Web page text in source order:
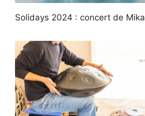
Solidays 2024 : concert de Mika